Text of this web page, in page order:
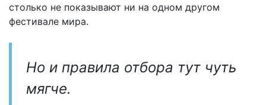
столько не показывают ни на одном другом
фестивале мира.
Но и правила отбора тут чуть
мягче.